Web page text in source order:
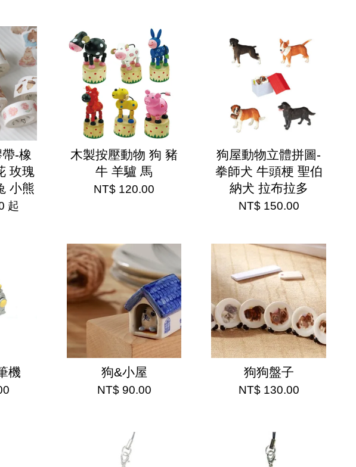
-橡
玫瑰
小熊
起
木製按壓動物 狗 豬
牛 羊驢 馬
NT$ 120.00
狗屋動物立體拼圖-
拳師犬 牛頭梗 聖伯
納犬 拉布拉多
NT$ 150.00
機 狗&小屋
NT$ 90.00
狗狗盤子
NT$ 130.00